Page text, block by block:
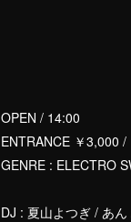
OPEN / 14:00
ENTRANCE ￥3,000 /
GENRE : ELECTRO
DJ : 夏山よつぎ / あ